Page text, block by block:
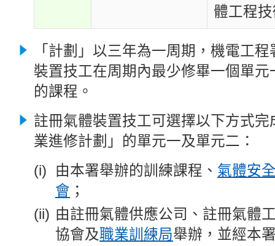
體工程
「計劃」以三年為一周期，機電工
裝置技工在周期內最少修畢一個單元
的課程。
註冊氣體裝置技工可選擇以下方式完
業進修計劃」的單元一及單元二：
由本署舉辦的訓練課程、 氣體安
會 ；
由註冊氣體供應公司、註冊氣體
協會及職業訓練局舉辦，並經本